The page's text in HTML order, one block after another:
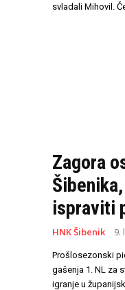
Zagora
ispraviti
HNK Šibenik 9.
Prošlosezonski
gašenja 1. NL za
igranje u